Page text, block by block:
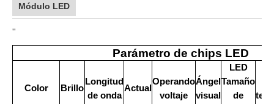
Módulo LED
''
Parámetro de chips LED
Color Brillo
Longitud
de onda
Actual
Operando
voltaje
Ángel
visual
LED
Tamaño
de